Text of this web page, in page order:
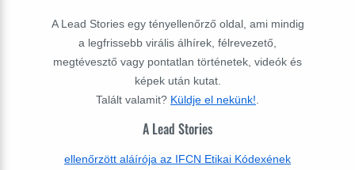
A Lead Stories egy tényellenőrző oldal, ami mindig
a legfrissebb virális álhírek, félrevezető,
megtévesztő vagy pontatlan történetek, videók és
képek után kutat.
Talált valamit? Küldje el nekünk!.
A Lead Stories
ellenőrzött aláírója az IFCN Etikai Kódexének